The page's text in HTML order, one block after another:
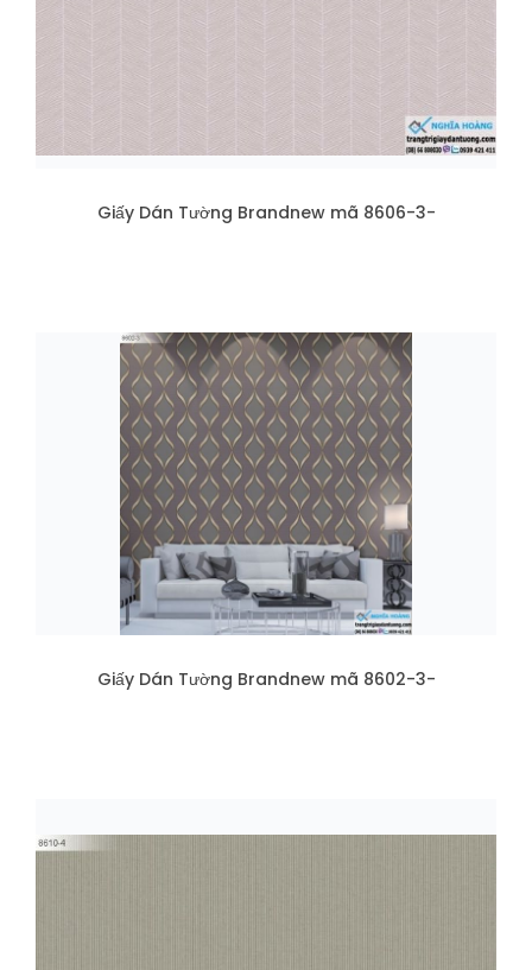
Giấy Dán Tường Brandnew mã 8606-3-
Giấy Dán Tường Brandnew mã 8602-3-